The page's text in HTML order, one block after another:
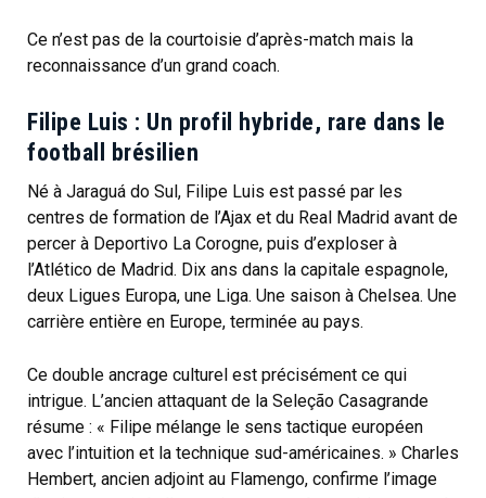
Ce n’est pas de la courtoisie d’après-match mais la
reconnaissance d’un grand coach.
Filipe Luis : Un profil hybride, rare dans le
football brésilien
Né à Jaraguá do Sul, Filipe Luis est passé par les
centres de formation de l’Ajax et du Real Madrid avant de
percer à Deportivo La Corogne, puis d’exploser à
l’Atlético de Madrid. Dix ans dans la capitale espagnole,
deux Ligues Europa, une Liga. Une saison à Chelsea. Une
carrière entière en Europe, terminée au pays.
Ce double ancrage culturel est précisément ce qui
intrigue. L’ancien attaquant de la Seleção Casagrande
résume : « Filipe mélange le sens tactique européen
avec l’intuition et la technique sud-américaines. » Charles
Hembert, ancien adjoint au Flamengo, confirme l’image